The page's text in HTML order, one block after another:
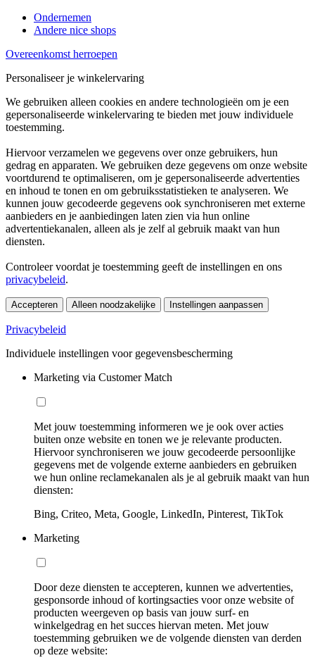
Ondernemen
Andere nice shops
Overeenkomst herroepen
Personaliseer je winkelervaring
We gebruiken alleen cookies en andere technologieën om je een
gepersonaliseerde winkelervaring te bieden met jouw individuele
toestemming.
Hiervoor verzamelen we gegevens over onze gebruikers, hun
gedrag en apparaten. We gebruiken deze gegevens om onze website
voortdurend te optimaliseren, om je gepersonaliseerde advertenties
en inhoud te tonen en om gebruiksstatistieken te analyseren. We
kunnen jouw gecodeerde gegevens ook synchroniseren met externe
aanbieders en je aanbiedingen laten zien via hun online
advertentiekanalen, alleen als je zelf al gebruik maakt van hun
diensten.
Controleer voordat je toestemming geeft de instellingen en ons
privacybeleid.
Accepteren Alleen noodzakelijke Instellingen aanpassen
Privacybeleid
Individuele instellingen voor gegevensbescherming
Marketing via Customer Match
Met jouw toestemming informeren we je ook over acties
buiten onze website en tonen we je relevante producten.
Hiervoor synchroniseren we jouw gecodeerde persoonlijke
gegevens met de volgende externe aanbieders en gebruiken
we hun online reclamekanalen als je al gebruik maakt van hun
diensten:
Bing, Criteo, Meta, Google, LinkedIn, Pinterest, TikTok
Marketing
Door deze diensten te accepteren, kunnen we advertenties,
gesponsorde inhoud of kortingsacties voor onze website of
producten weergeven op basis van jouw surf- en
winkelgedrag en het succes hiervan meten. Met jouw
toestemming gebruiken we de volgende diensten van derden
op deze website: